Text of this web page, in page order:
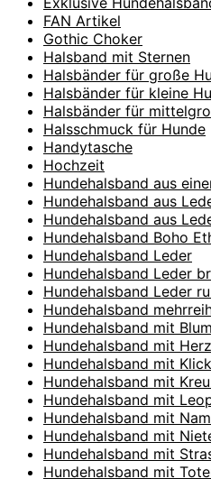
FAN Artikel
Gothic Choker
Halsband mit Sternen
Halsbänder für große
Halsbänder für kleine
Halsbänder für
Halsschmuck für Hunde
Handytasche
Hochzeit
Hundehalsband aus
Hundehalsband aus
Hundehalsband aus
Hundehalsband Boho
Hundehalsband Leder
Hundehalsband Leder
Hundehalsband Leder
Hundehalsband
Hundehalsband mit
Hundehalsband mit
Hundehalsband mit
Hundehalsband mit
Hundehalsband mit
Hundehalsband mit
Hundehalsband mit
Hundehalsband mit
Hundehalsband mit